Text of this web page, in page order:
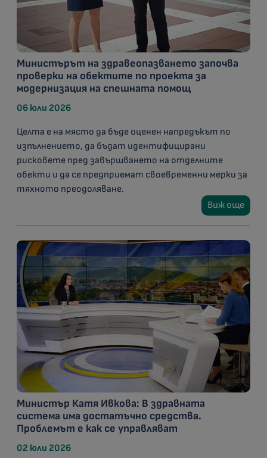
Министърът на здравеопазването започва
проверки на обектите по проекта за
модернизация на спешната помощ
06 юли 2026
Целта е на място да бъде оценен напредъкът по
изпълнението, да бъдат идентифицирани
рисковете пред завършването на отделните
обекти и да се предприемат своевременни мерки за
тяхното преодоляване.
Виж още
Министър Катя Ивкова: В здравната
система има достатъчно средства.
Проблемът е как се управляват
02 юли 2026